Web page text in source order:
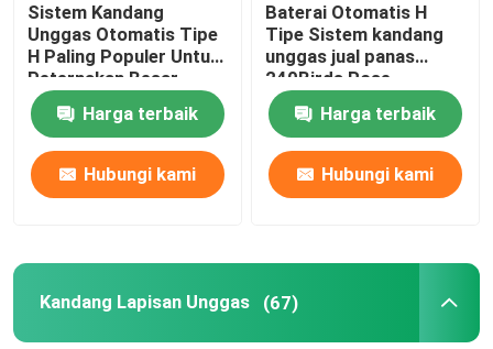
Sistem Kandang
Unggas Otomatis Tipe
H Paling Populer Untuk
Peternakan Besar
Adela
Harga terbaik
Hubungi kami
Baterai Otomatis H
Tipe Sistem kandang
unggas jual panas
240Birds Rose
Harga terbaik
Hubungi kami
Kandang Lapisan Unggas (67)